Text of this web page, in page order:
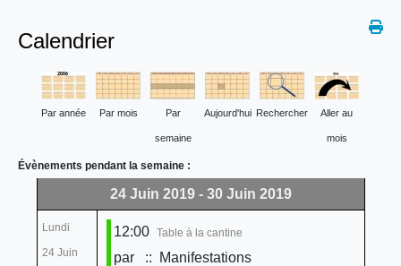
Calendrier
Par année Par mois Par
semaine
Aujourd'hui Rechercher Aller au
mois
Évènements pendant la semaine :
24 Juin 2019 - 30 Juin 2019
Lundi
24 Juin
12:00 Table à la cantine
par :: Manifestations